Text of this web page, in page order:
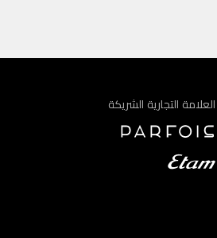
العلامة التجارية الشريكة